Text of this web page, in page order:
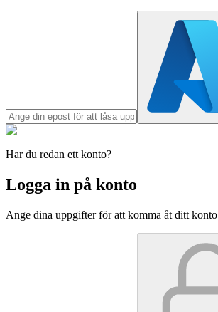
Har du redan ett konto?
Logga in på konto
Ange dina uppgifter för att komma åt ditt konto